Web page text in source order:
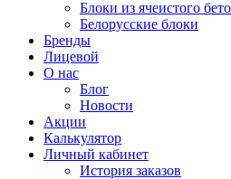
Блоки из ячеистого
Белорусские блоки
Бренды
Лицевой
О нас
Блог
Новости
Акции
Калькулятор
Личный кабинет
История заказов